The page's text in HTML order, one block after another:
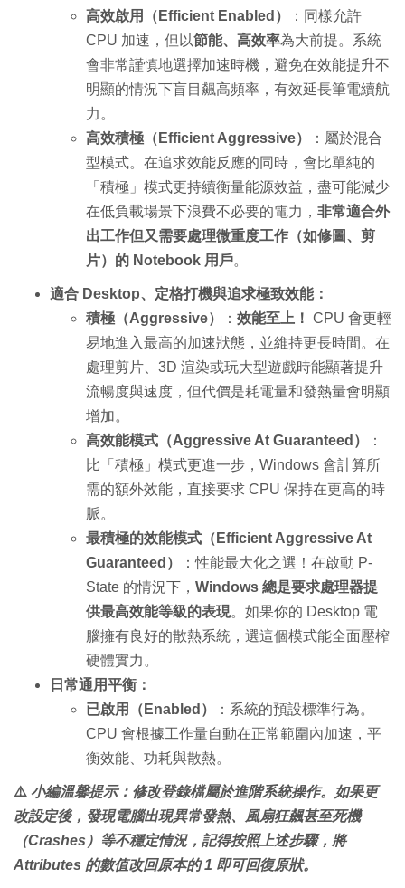
高效啟用（Efficient Enabled）
：同樣允許
CPU 加速，但以節能、高效率為大前提。系統
會非常謹慎地選擇加速時機，避免在效能提升不
明顯的情況下盲目飆高頻率，有效延長筆電續航
力。
高效積極（Efficient Aggressive）
：屬於混合
型模式。在追求效能反應的同時，會比單純的
「積極」模式更持續衡量能源效益，盡可能減少
在低負載場景下浪費不必要的電力， 非常適合外
出工作但又需要處理微重度工作（如修圖、剪
片）的 Notebook 用戶。
適合 Desktop、定格打機與追求極致效能：
積極（Aggressive）
： 效能至上！ CPU 會更輕
易地進入最高的加速狀態，並維持更長時間。在
處理剪片、3D 渲染或玩大型遊戲時能顯著提升
流暢度與速度，但代價是耗電量和發熱量會明顯
增加。
高效能模式（Aggressive At Guaranteed）
：
比「積極」模式更進一步，Windows 會計算所
需的額外效能，直接要求 CPU 保持在更高的時
脈。
最積極的效能模式（Efficient Aggressive At
Guaranteed）
：性能最大化之選！在啟動 P-
State 的情況下， Windows 總是要求處理器提
供最高效能等級的表現。如果你的 Desktop 電
腦擁有良好的散熱系統，選這個模式能全面壓榨
硬體實力。
日常通用平衡：
已啟用（Enabled）
：系統的預設標準行為。
CPU 會根據工作量自動在正常範圍內加速，平
衡效能、功耗與散熱。
⚠️ 小編溫馨提示：修改登錄檔屬於進階系統操作。如果更
改設定後，發現電腦出現異常發熱、風扇狂飆甚至死機
（Crashes）等不穩定情況，記得按照上述步驟，將
Attributes 的數值改回原本的1 即可回復原狀。